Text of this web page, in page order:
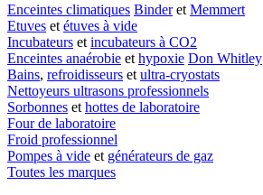
Enceintes climatiques Binderet Memmert
Etuves et étuves à vide
Incubateurs et incubateurs à CO2
Enceintes anaérobie et hypoxie Don Whitley
Bains, refroidisseurs et ultra-cryostats
Nettoyeurs ultrasons professionnels
Sorbonnes et hottes de laboratoire
Four de laboratoire
Froid professionnel
Pompes à vide et générateurs de gaz
Toutes les marques